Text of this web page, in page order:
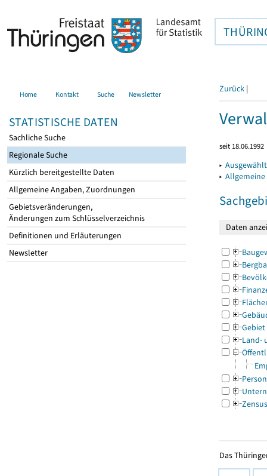
Home Kontakt Suche Newsletter
STATISTISCHE DATEN
Sachliche Suche
Regionale Suche
Kürzlich bereitgestellte Daten
Allgemeine Angaben, Zuordnungen
Gebietsveränderungen,
Änderungen zum Schlüsselverzeichnis
Definitionen und Erläuterungen
Newsletter
Zurück |
seit 18.06.1992
▸
▸
Gebiet
Land-
Zensus
Das